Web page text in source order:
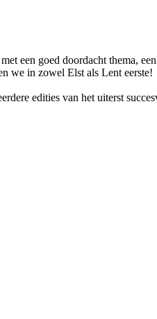
een goed doordacht thema,
we in zowel Elst als Lent eerste!
edities van het uiterst